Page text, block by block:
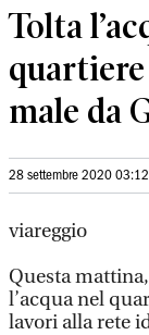
Tolta
male da
28 settembre 2020 03:12
viareggio
Questa
l’acqua nel
lavori alla rete